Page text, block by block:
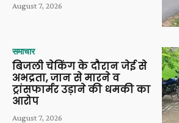
August 7, 2026
समाचार
बिजली चेकिंग के दौरान जेई से
अभद्रता, जान से मारने व
ट्रांसफार्मर उड़ाने की धमकी का
आरोप
August 7, 2026